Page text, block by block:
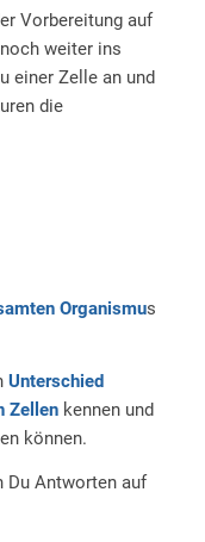
Vorbereitung auf
weiter ins
einer Zelle an und
die
Organismus
Unterschied
Zellenkennen und
können.
Du Antworten auf